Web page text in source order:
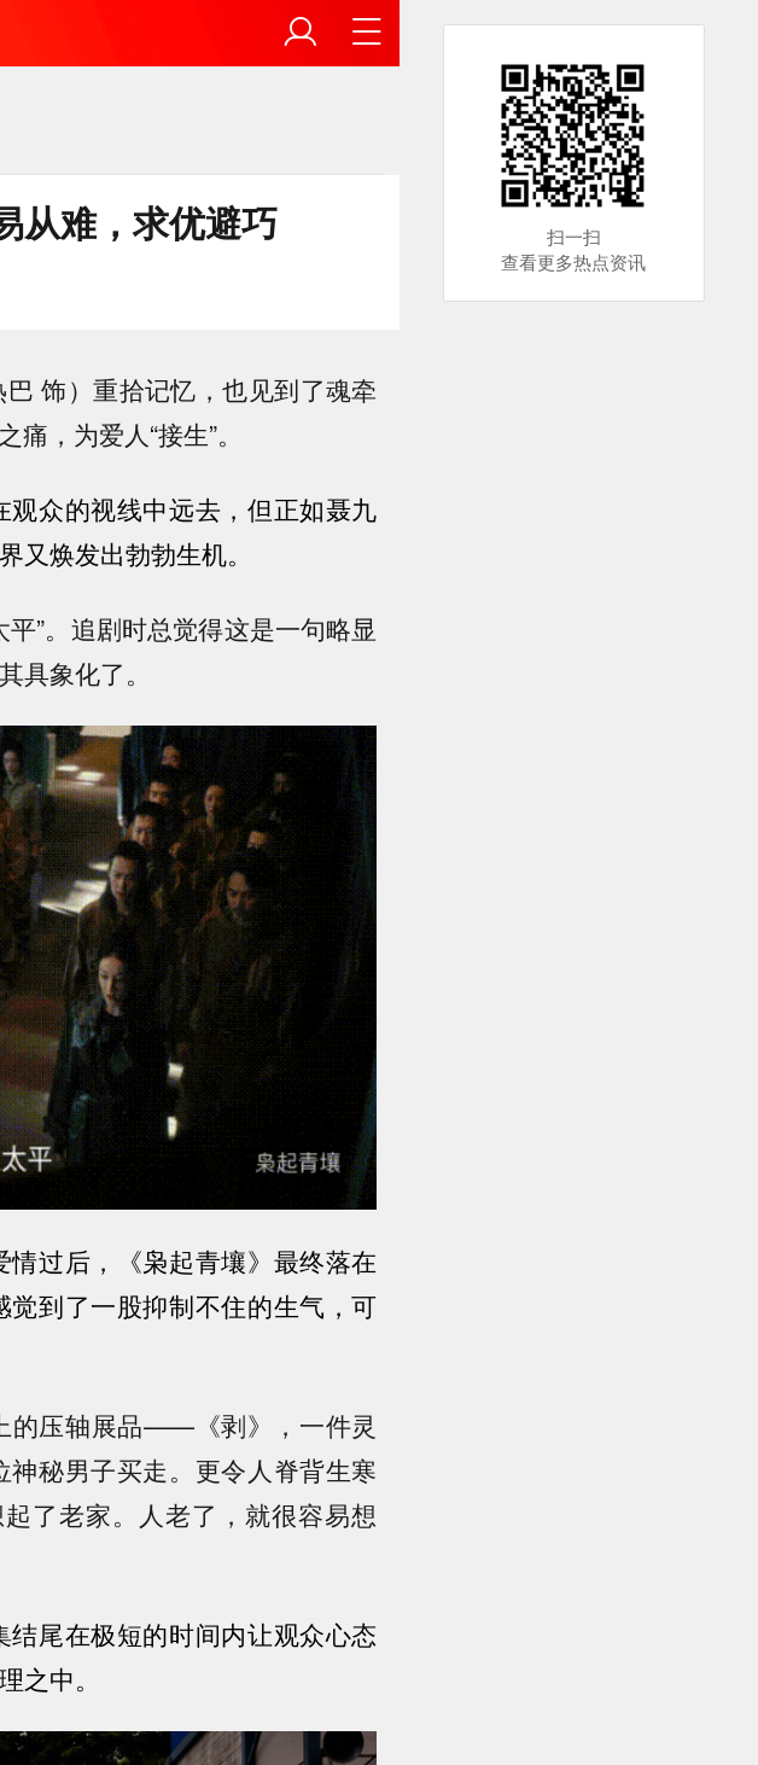
从难，求优避巧
饰）重拾记忆，也见到了魂牵
，为爱人“接生”。
众的视线中远去，但正如聂九
又焕发出勃勃生机。
”。追剧时总觉得这是一句略显
具象化了。
过后，
《枭起青壤》最终落在
到了一股抑制不住的生气，可
的压轴展品——《剥》，一件灵
秘男子买走。更令人脊背生寒
了老家。人老了，就很容易想
结尾在极短的时间内让观众心态
之中。
扫一扫
查看更多热点资讯